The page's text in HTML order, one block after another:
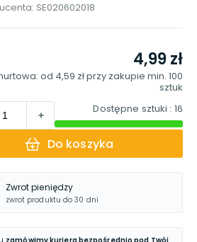
SE020602018
4,99 zł
od 4,59 złprzy zakupie min. 100
sztuk
Dostępne sztuki : 16
Do koszyka
Zwrot pieniędzy
zwrot produktu do 30 dni